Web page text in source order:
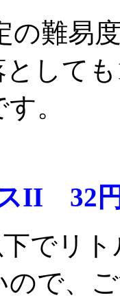
の難易
して
。
II 32
でリ
ので、